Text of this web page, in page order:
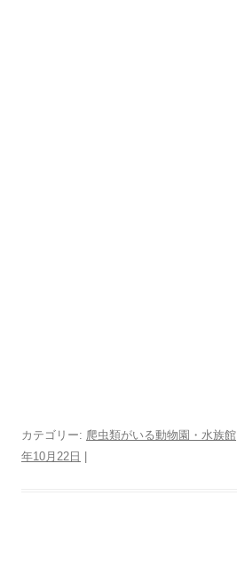
カテゴリー: 爬虫類がいる動物園・水族館
年10月22日